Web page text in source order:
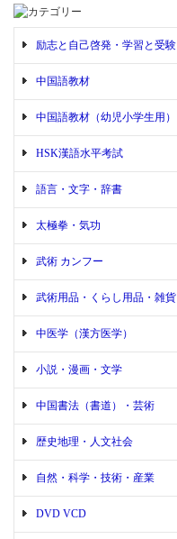
励志と自己啓発・学習と受験
中国語教材
中国語教材（幼児小学生用）
HSK漢語水平考試
語言・文字・辞書
太極拳・気功
武術 カンフー
武術用品・くらし用品・雑貨
中医学（漢方医学）
小説・漫画・文学
中国書法（書道）・芸術
歴史地理・人文社会
自然・科学・技術・産業
DVD VCD